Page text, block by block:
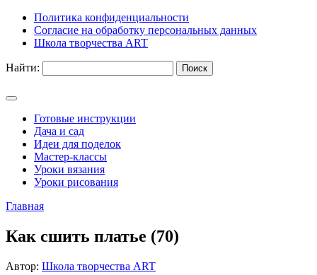
Политика конфиденциальности
Согласие на обработку персональных данных
Школа творчества ART
Найти:
Готовые инструкции
Дача и сад
Идеи для поделок
Мастер-классы
Уроки вязания
Уроки рисования
Главная
Как сшить платье (70)
Автор: Школа творчества ART